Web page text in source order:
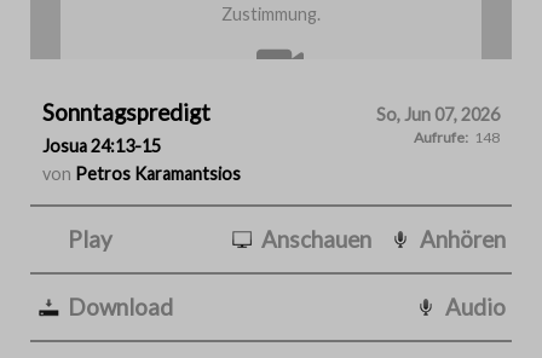
Zustimmung.
Cookies einmalig akzeptierenSo, Jun 07, 2026
Aufrufe: 148
Sonntagspredigt
Josua 24:13-15
von Petros Karamantsios
Anschauen Anhören
Play
Audio
Download